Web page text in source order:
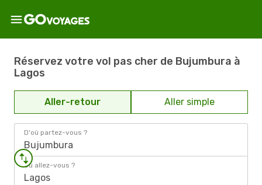
Réservez votre vol pas cher de Bujumbura à
Lagos
Aller-retour Aller simple
D'où partez-vous ?
Bujumbura
Où allez-vous ?
Lagos